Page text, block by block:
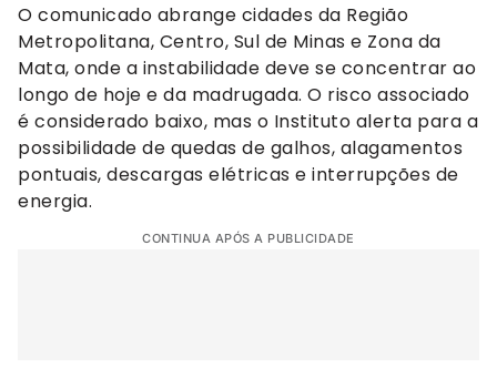
O comunicado abrange cidades da Região
Metropolitana, Centro, Sul de Minas e Zona da
Mata, onde a instabilidade deve se concentrar ao
longo de hoje e da madrugada. O risco associado
é considerado baixo, mas o Instituto alerta para a
possibilidade de quedas de galhos, alagamentos
pontuais, descargas elétricas e interrupções de
energia.
CONTINUA APÓS A PUBLICIDADE